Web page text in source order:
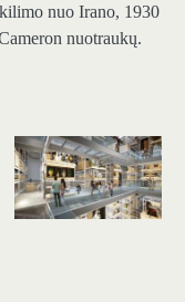
nuo Irano, 1930
nuotraukų.